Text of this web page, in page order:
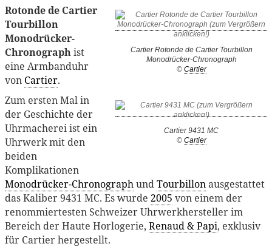
Cartier Rotonde de Cartier Tourbillon
Monodrücker-Chronograph
© Cartier
Cartier 9431 MC
© Cartier
Rotonde de Cartier
Tourbillon
Monodrücker-
Chronographist
eine Armbanduhr
von Cartier.
Zum ersten Mal in
der Geschichte der
Uhrmacherei ist ein
Uhrwerk mit den
beiden
Komplikationen
Monodrücker-ChronographundTourbillonausgestattet
das Kaliber 9431 MC. Es wurde 2005 von einem der
renommiertesten Schweizer Uhrwerkhersteller im
Bereich der Haute Horlogerie, Renaud & Papi, exklusiv
für Cartier hergestellt.